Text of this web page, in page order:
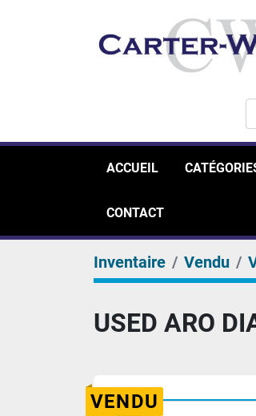
ACCUEIL
CONTACT
Inventaire Vendu
USED ARO
VENDU